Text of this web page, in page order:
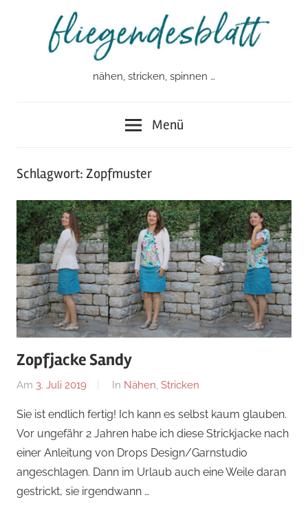
fliegendesblatt
nähen, stricken, spinnen …
Menü
Schlagwort: Zopfmuster
Zopfjacke Sandy
Am 3. Juli 2019
Von
In Nähen, Stricken
Sie ist endlich fertig! Ich kann es selbst kaum glauben.
Vor ungefähr 2 Jahren habe ich diese Strickjacke nach
einer Anleitung von Drops Design/Garnstudio
angeschlagen. Dann im Urlaub auch eine Weile daran
gestrickt, sie irgendwann …